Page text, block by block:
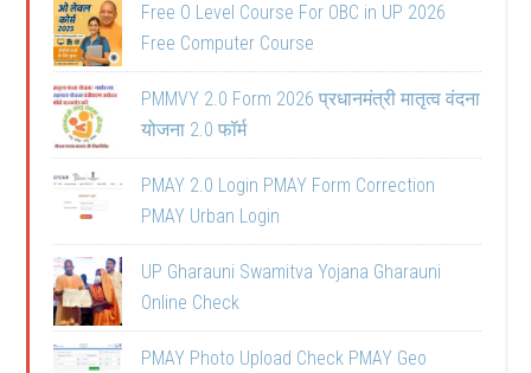
Free O Level Course For OBC in UP 2026
Free Computer Course
PMMVY 2.0 Form 2026 प्रधानमंत्री मातृत्व वंदना
योजना 2.0 फॉर्म
PMAY 2.0 Login PMAY Form Correction
PMAY Urban Login
UP Gharauni Swamitva Yojana Gharauni
Online Check
PMAY Photo Upload Check PMAY Geo